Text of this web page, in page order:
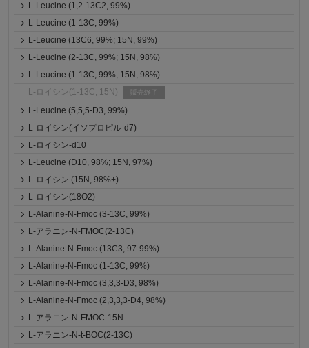
L-Leucine (1,2-13C2, 99%)
L-Leucine (1-13C, 99%)
L-Leucine (13C6, 99%; 15N, 99%)
L-Leucine (2-13C, 99%; 15N, 98%)
L-Leucine (1-13C, 99%; 15N, 98%)
L-ロイシン(1-13C; 15N)
販売終了
L-Leucine (5,5,5-D3, 99%)
L-ロイシン(イソプロピル-d7)
L-ロイシン-d10
L-Leucine (D10, 98%; 15N, 97%)
L-ロイシン (15N, 98%+)
L-ロイシン(18O2)
L-Alanine-N-Fmoc (3-13C, 99%)
L-アラニン-N-FMOC(2-13C)
L-Alanine-N-Fmoc (13C3, 97-99%)
L-Alanine-N-Fmoc (1-13C, 99%)
L-Alanine-N-Fmoc (3,3,3-D3, 98%)
L-Alanine-N-Fmoc (2,3,3,3-D4, 98%)
L-アラニン-N-FMOC-15N
L-アラニン-N-t-BOC(2-13C)